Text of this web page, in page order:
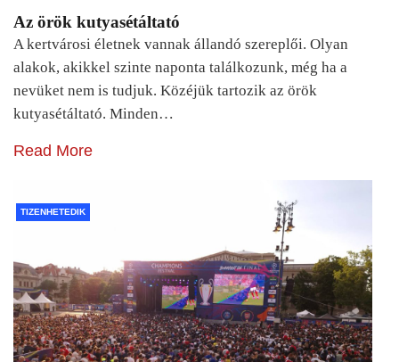
Az örök kutyasétáltató
A kertvárosi életnek vannak állandó szereplői. Olyan
alakok, akikkel szinte naponta találkozunk, még ha a
nevüket nem is tudjuk. Közéjük tartozik az örök
kutyasétáltató. Minden…
Read More
TIZENHETEDIK